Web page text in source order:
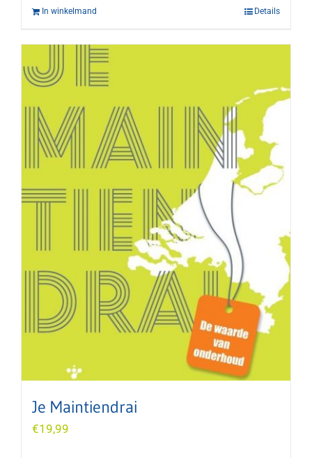
In winkelmand Details
Je Maintiendrai
€19,99